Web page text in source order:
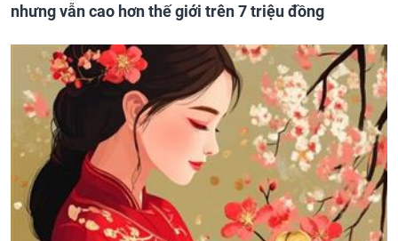
nhưng vẫn cao hơn thế giới trên 7 triệu đồng